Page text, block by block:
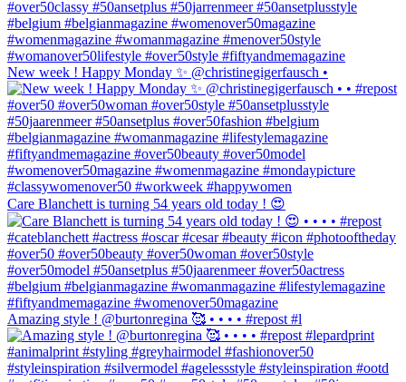
New week ! Happy Monday ✨ @christinegigerfausch •
Care Blanchett is turning 54 years old today ! 😍
Amazing style ! @burtonregina 🥰 • • • • #repost #l